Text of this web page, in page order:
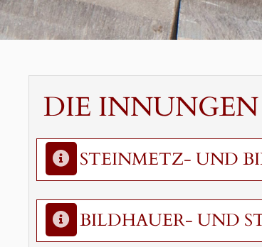
DIE
STEINMETZ- UND
BILDHAUER- UND